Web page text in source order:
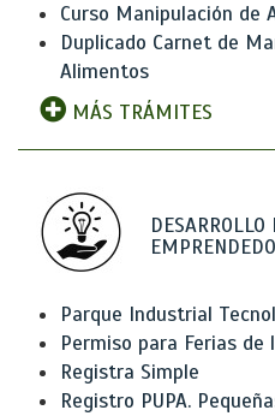
Curso Manipulación de
Duplicado Carnet de
Alimentos
MÁS TRÁMITES
DESARROLLO
Parque Industrial
Permiso para Ferias de
Registra Simple
Registro PUPA.